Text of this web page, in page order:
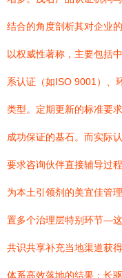
结合的角度剖析其对企业
以权威性著称，主要包括
系认证（如ISO 9001）、
类型。定期更新的标准要
成功保证的基石。而实际
要求咨询伙伴直接辅导过
为本土引领剂的美宜佳管
置多个治理层特别环节—
共识共享补充当地渠道获
体系高效落地的结果；长